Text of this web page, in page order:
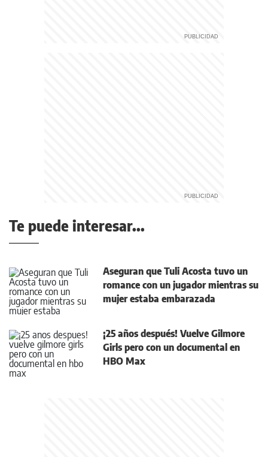
Te puede interesar...
Aseguran que Tuli Acosta tuvo un
romance con un jugador mientras su
mujer estaba embarazada
¡25 años después! Vuelve Gilmore
Girls pero con un documental en
HBO Max